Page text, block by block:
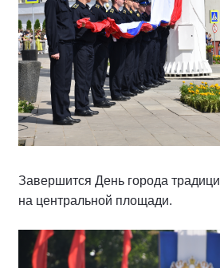
Завершится День города
на центральной площади.